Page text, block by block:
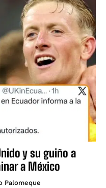
y su guiño a
a México
Palomeque